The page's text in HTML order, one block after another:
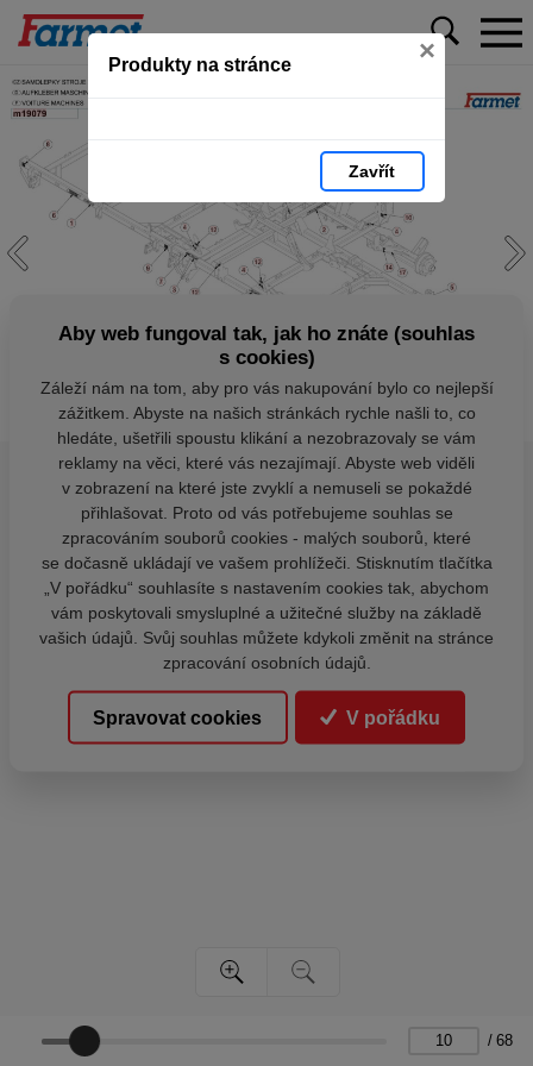
Produkty na stránce ×
Zavřít
/ 68
Aby web fungoval tak, jak ho znáte (souhlas
s cookies)
Záleží nám na tom, aby pro vás nakupování bylo co nejlepší
zážitkem. Abyste na našich stránkách rychle našli to, co
hledáte, ušetřili spoustu klikání a nezobrazovaly se vám
reklamy na věci, které vás nezajímají. Abyste web viděli
v zobrazení na které jste zvyklí a nemuseli se pokaždé
přihlašovat. Proto od vás potřebujeme souhlas se
zpracováním souborů cookies - malých souborů, které
se dočasně ukládají ve vašem prohlížeči. Stisknutím tlačítka
„V pořádku“ souhlasíte s nastavením cookies tak, abychom
vám poskytovali smysluplné a užitečné služby na základě
vašich údajů. Svůj souhlas můžete kdykoli změnit na stránce
zpracování osobních údajů.
Spravovat cookies V pořádku